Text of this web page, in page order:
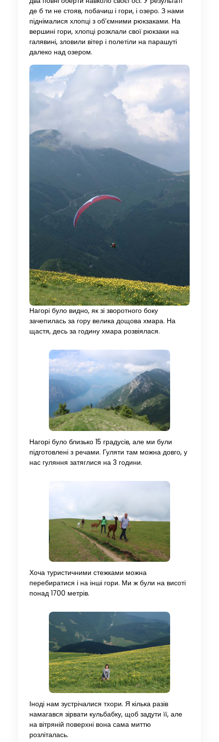
де б ти не стояв, побачиш і гори, і озеро. З нами
піднімалися хлопці з об’ємними рюкзаками. На
вершині гори, хлопці розклали свої рюкзаки на
галявині, зловили вітер і полетіли на парашуті
далеко над озером.
Нагорі було видно, як зі зворотного боку
зачепилась за гору велика дощова хмара. На
щастя, десь за годину хмара розвіялася.
Нагорі було близько 15 градусів, але ми були
підготовлені з речами. Гуляти там можна довго, у
нас гуляння затяглися на 3 години.
Хоча туристичними стежками можна
перебиратися і на інші гори. Ми ж були на висоті
понад 1700 метрів.
Іноді нам зустрічалися тхори. Я кілька разів
намагався зірвати кульбабку, щоб задути її, але
на вітряній поверхні вона сама миттю
розліталась.